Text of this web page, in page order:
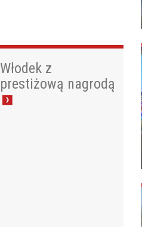
Włodek z
prestiżową nagrodą